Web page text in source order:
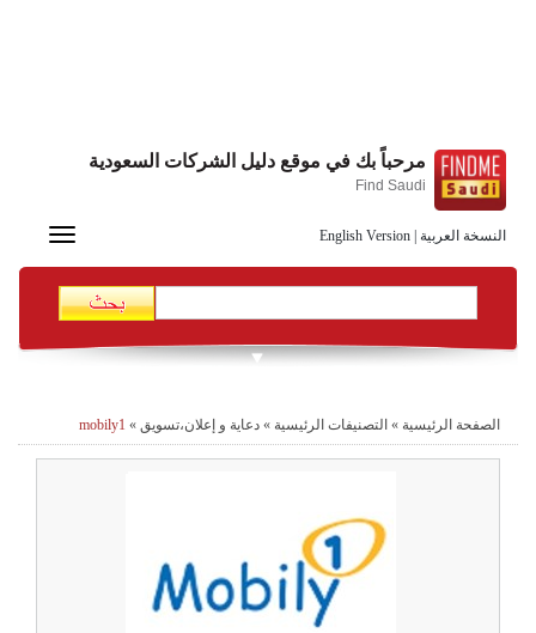
النسخة العربية English Version
مرحباً بك في موقع دليل الشركات السعودية
Find Saudi
Toggle
الصفحة الرئيسية » التصنيفات الرئيسية » دعاية و إعلان،تسويق »
mobily1